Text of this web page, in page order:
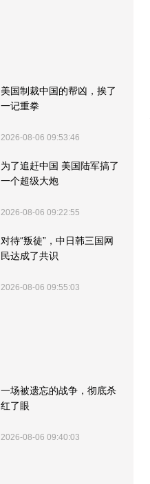
美国制裁中国的帮凶，挨了
一记重拳
2026-08-06 09:53:46
为了追赶中国 美国陆军搞了
一个超级大炮
2026-08-06 09:22:55
对待“叛徒”，中日韩三国网
民达成了共识
2026-08-06 09:55:03
一场被遗忘的战争，彻底杀
红了眼
2026-08-06 09:40:03